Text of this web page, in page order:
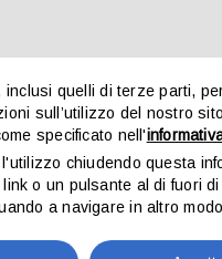
Toggle
Navigation
inclusi quelli di terze parti,
sull’utilizzo del nostro
specificato nell'
chiudendo questa
o un pulsante al di fuori
a navigare in altro